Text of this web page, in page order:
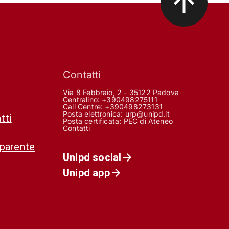
Contatti
Via 8 Febbraio, 2 - 35122 Padova
Centralino: +390498275111
Call Centre: +390498273131
Posta elettronica: urp@unipd.it
Posta certificata: PEC di Ateneo
Contatti
Unipd social
Unipd app